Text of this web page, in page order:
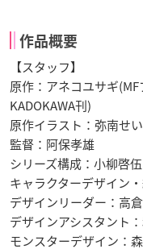
作品概要
【スタッフ】
原作：アネコユサギ
KADOKAWA刊)
原作イラスト：弥南せ
監督：阿保孝雄
シリーズ構成：小柳啓伍
キャラクターデザイン
デザインリーダー：高
デザインアシスタント
モンスターデザイン：